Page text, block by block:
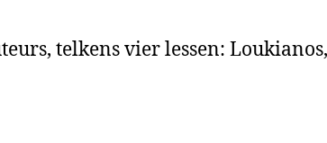
telkens vier lessen: